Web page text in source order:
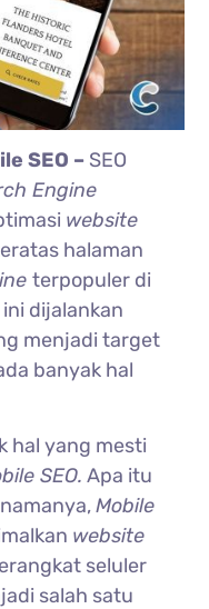
SEO – SEO
Engine
website
halaman
terpopuler di
ini dijalankan
menjadi target
banyak hal
hal yang mesti
SEO. Apa itu
Mobile
website
seluler
salah satu